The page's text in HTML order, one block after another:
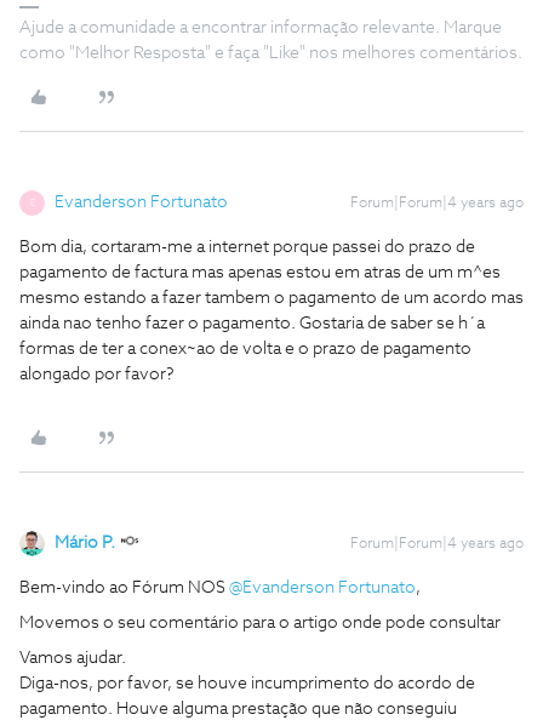
Ajude a comunidade a encontrar informação relevante. Marque
como "Melhor Resposta" e faça "Like" nos melhores comentários.
Evanderson Fortunato Forum|Forum|4 years ago
Bom dia, cortaram-me a internet porque passei do prazo de
pagamento de factura mas apenas estou em atras de um m^es
mesmo estando a fazer tambem o pagamento de um acordo mas
ainda nao tenho fazer o pagamento. Gostaria de saber se h´a
formas de ter a conex~ao de volta e o prazo de pagamento
alongado por favor?
Mário P. Forum|Forum|4 years ago
Bem-vindo ao Fórum NOS @Evanderson Fortunato,
Movemos o seu comentário para o artigo onde pode consultar
Vamos ajudar.
Diga-nos, por favor, se houve incumprimento do acordo de
pagamento. Houve alguma prestação que não conseguiu